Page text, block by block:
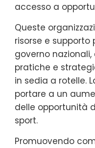
accesso a
Queste
risorse e supporto
governo
pratiche e
in sedia a rotelle.
portare a un
delle opportunità
sport.
Promuovendo